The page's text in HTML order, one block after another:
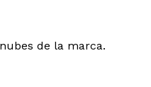
de la marca.